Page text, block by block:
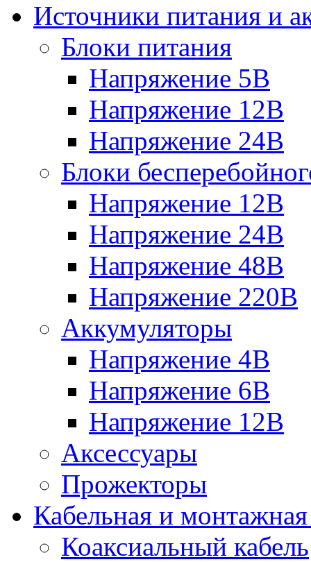
Источники питания и
Блоки питания
Напряжение 5В
Напряжение 12В
Напряжение 24В
Блоки
Напряжение 12В
Напряжение 24В
Напряжение 48В
Напряжение 220В
Аккумуляторы
Напряжение 4В
Напряжение 6В
Напряжение 12В
Аксессуары
Прожекторы
Кабельная и
Коаксиальный кабель